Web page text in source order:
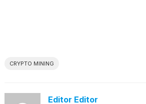
CRYPTO MINING
Editor Editor